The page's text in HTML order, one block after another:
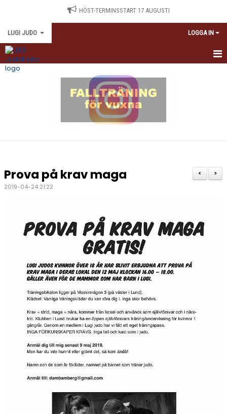
HÖST-TERMINSSTART 17 AUGUSTI
LUGI JUDO LOGGA IN
HEM
KALENDARIUM
OM JUDO
GRADERA
KONTAKT
>
<
Prova på krav maga
2019-04-24 21:22